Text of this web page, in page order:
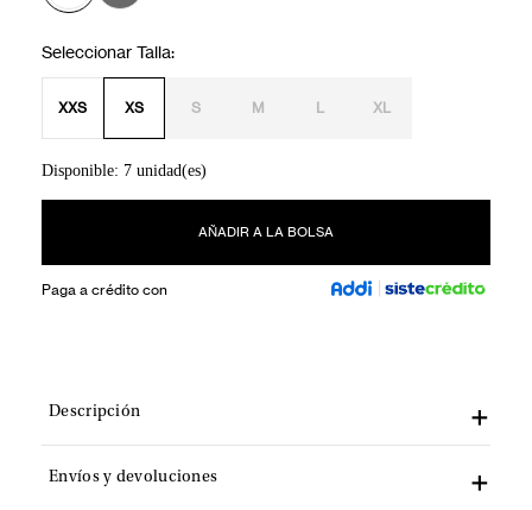
XXS XS S M L XL
Disponible: 7 unidad(es)
AÑADIR A LA BOLSA
Paga a crédito con
Descripción
Envíos y devoluciones